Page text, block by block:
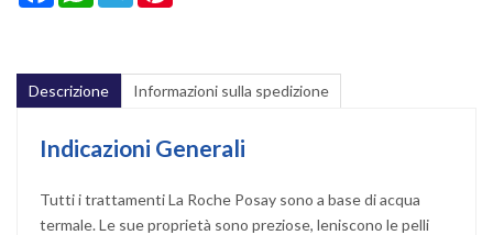
Descrizione Informazioni sulla spedizione
Indicazioni Generali
Tutti i trattamenti La Roche Posay sono a base di acqua
termale. Le sue proprietà sono preziose, leniscono le pelli